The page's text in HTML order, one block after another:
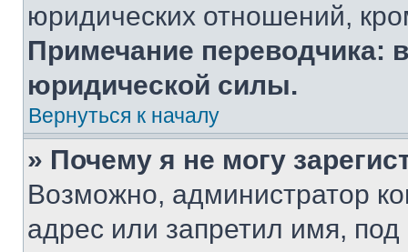
юридических отношений,
Примечание переводчика:
юридической силы.
Вернуться к началу
» Почему я не могу
Возможно, администратор
адрес или запретил имя,